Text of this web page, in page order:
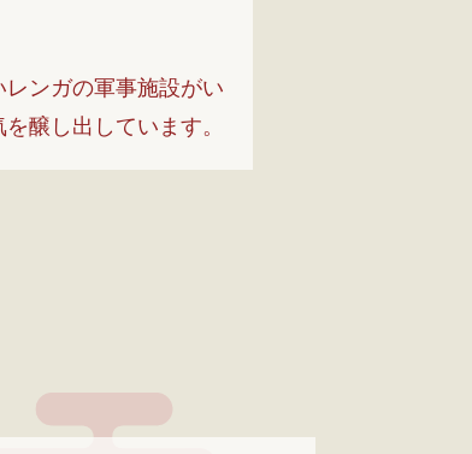
ンガの軍事施設がい
醸し出しています。